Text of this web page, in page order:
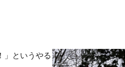
」というやる